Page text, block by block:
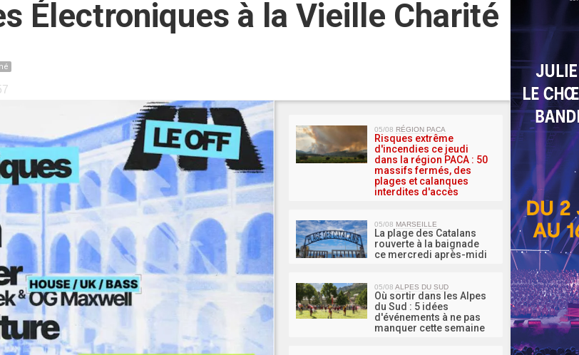
Électroniques à la Vieille Charité
MA
05/08 RÉGION PACA
Risques extrême
d'incendies ce jeudi
dans la région PACA : 50
massifs fermés, des
plages et calanques
interdites d'accès
05/08 MARSEILLE
La plage des Catalans
rouverte à la baignade
ce mercredi après-midi
05/08 ALPES DU SUD
Où sortir dans les Alpes
du Sud : 5 idées
d'événements à ne pas
manquer cette semaine